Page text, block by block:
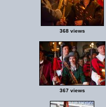
368 views
367 views